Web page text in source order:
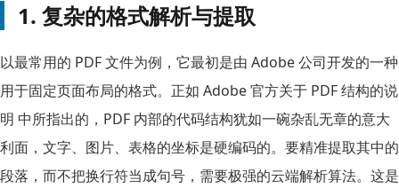
1. 复杂的格式解析与提取
以最常用的 PDF 文件为例，它最初是由 Adobe 公司开发的一种
用于固定页面布局的格式。正如 Adobe 官方关于 PDF 结构的说
明 中所指出的，PDF 内部的代码结构犹如一碗杂乱无章的意大
利面，文字、图片、表格的坐标是硬编码的。要精准提取其中的
段落，而不把换行符当成句号，需要极强的云端解析算法。这是